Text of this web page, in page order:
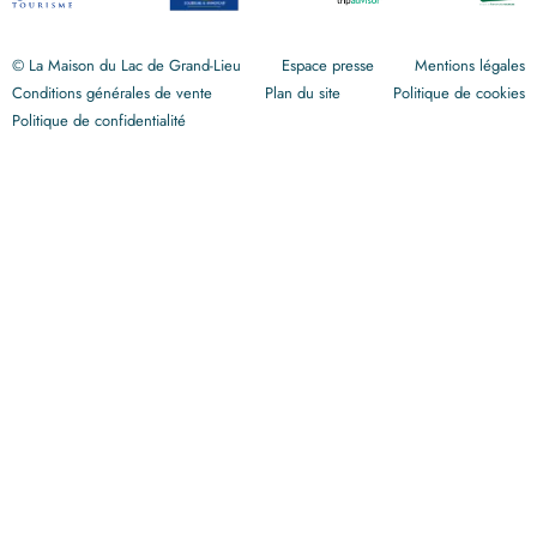
© La Maison du Lac de Grand-Lieu Espace presse
Mentions légales
Conditions générales de vente
Plan du site
Politique de cookies
Politique de confidentialité